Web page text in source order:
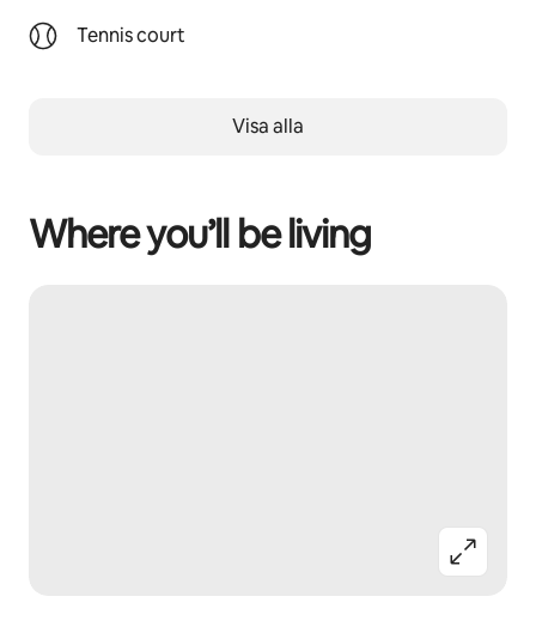
Tennis court
Visa alla
Where you’ll be living